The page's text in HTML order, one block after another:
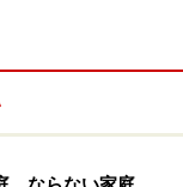
、ピンクゴール
により異なりま